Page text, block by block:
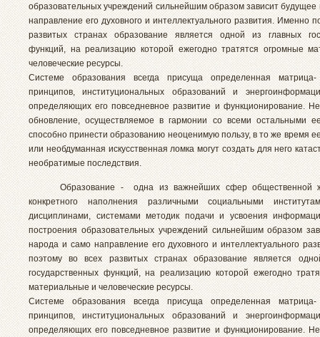
образовательных учреждений сильнейшим образом зависит будущее
направление его духовного и интеллектуального развития. Именно
развитых странах образование является одной из главных
функций, на реализацию которой ежегодно тратятся огромные
человеческие ресурсы.
Системе образования всегда присуща определенная матрица-
принципов, институциональных образований и
определяющих его повседневное развитие и функционирование.
обновление, осуществляемое в гармонии со всеми остальными
способно принести образованию неоценимую пользу, в то же время
или необдуманная искусственная ломка могут создать для него
необратимые последствия.
Образование - одна из важнейших сфер общественной
конкретного наполнения различными социальными
дисциплинами, системами методик подачи и усвоения
построения образовательных учреждений сильнейшим образом
народа и само направление его духовного и интеллектуального
поэтому во всех развитых странах образование является
государственных функций, на реализацию которой ежегодно
материальные и человеческие ресурсы.
Системе образования всегда присуща определенная матрица-
принципов, институциональных образований и
определяющих его повседневное развитие и функционирование.